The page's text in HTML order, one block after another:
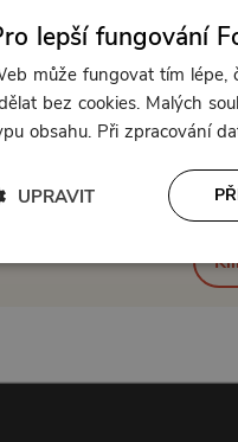
lepší fungování
může fungovat tím lépe,
bez cookies. Malých
obsahu. Při zpracování
UPRAVIT